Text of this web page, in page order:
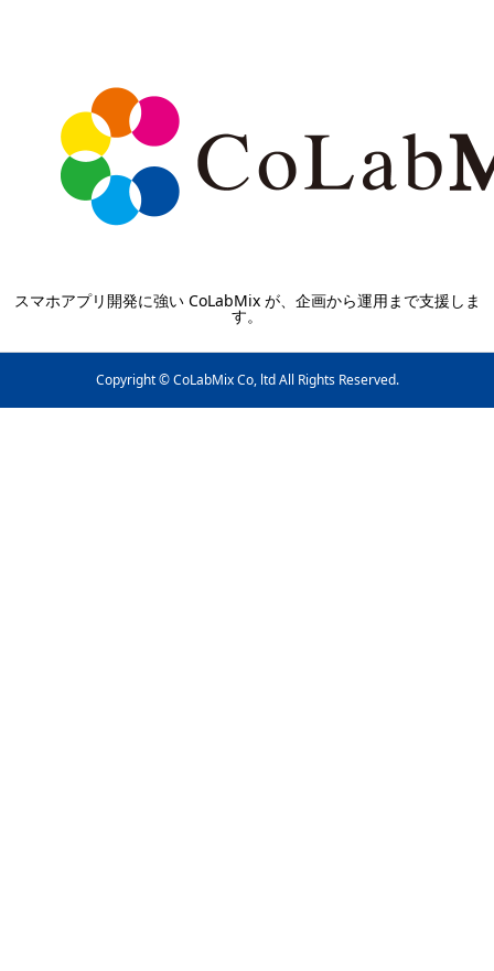
スマホアプリ開発に強い CoLabMix が、企画から運用まで支援しま
す。
Copyright © CoLabMix Co, ltd All Rights Reserved.